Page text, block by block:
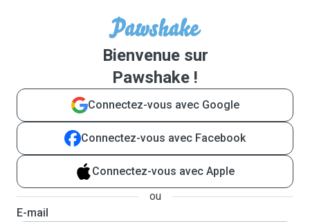
Bienvenue sur
Pawshake !
Connectez-vous avec Google
Connectez-vous avec Facebook
Connectez-vous avec Apple
ou
E-mail